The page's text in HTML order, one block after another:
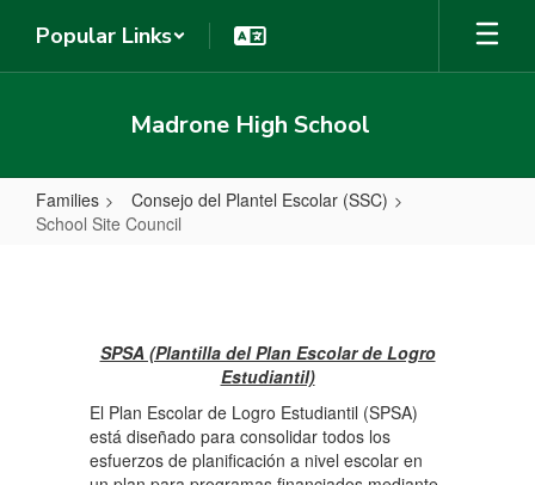
main
Popular Links
Madrone High School
Families
Consejo del Plantel Escolar (SSC)
School Site Council
CouncilSPSA (Plantilla del Plan Escolar de Logro
Estudiantil)
El Plan Escolar de Logro Estudiantil (SPSA)
está diseñado para consolidar todos los
esfuerzos de planificación a nivel escolar en